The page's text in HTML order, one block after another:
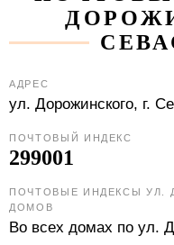
АДРЕС
ул. Дорожинского, г.
ПОЧТОВЫЙ ИНДЕКС
299001
ПОЧТОВЫЕ ИНДЕКСЫ УЛ.
ДОМОВ
Во всех домах по ул.